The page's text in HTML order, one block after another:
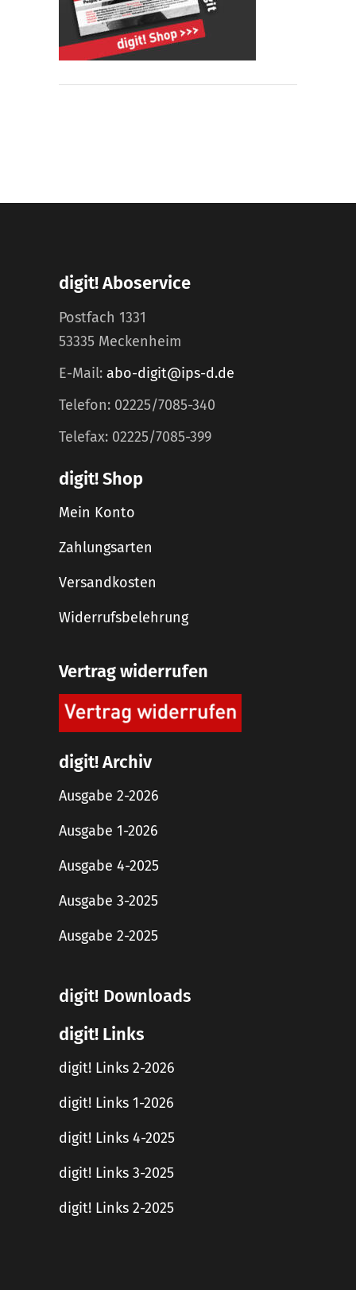
digit! Aboservice
Postfach 1331
53335 Meckenheim
E-Mail: abo-digit@ips-d.de
Telefon: 02225/7085-340
Telefax: 02225/7085-399
digit! Shop
Mein Konto
Zahlungsarten
Versandkosten
Widerrufsbelehrung
Vertrag widerrufen
digit! Archiv
Ausgabe 2-2026
Ausgabe 1-2026
Ausgabe 4-2025
Ausgabe 3-2025
Ausgabe 2-2025
digit! Downloads
digit! Links
digit! Links 2-2026
digit! Links 1-2026
digit! Links 4-2025
digit! Links 3-2025
digit! Links 2-2025